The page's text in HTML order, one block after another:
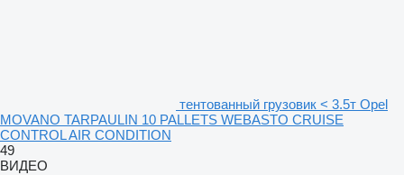
тентованный грузовик < 3.5т Opel
MOVANO TARPAULIN 10 PALLETS WEBASTO CRUISE
CONTROL AIR CONDITION
49
ВИДЕО